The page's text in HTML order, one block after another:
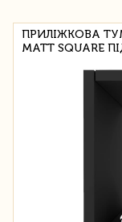
ПРИЛІЖКОВА
MATT SQUARE